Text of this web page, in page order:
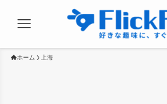
ホーム 上海